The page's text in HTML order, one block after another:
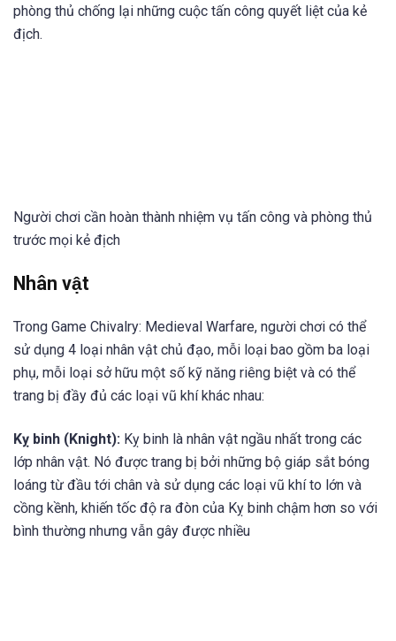
phòng thủ chống lại những cuộc tấn công quyết liệt của kẻ
địch.
Người chơi cần hoàn thành nhiệm vụ tấn công và phòng thủ
trước mọi kẻ địch
Nhân vật
Trong Game Chivalry: Medieval Warfare, người chơi có thể
sử dụng 4 loại nhân vật chủ đạo, mỗi loại bao gồm ba loại
phụ, mỗi loại sở hữu một số kỹ năng riêng biệt và có thể
trang bị đầy đủ các loại vũ khí khác nhau:
Kỵ binh (Knight): Kỵ binh là nhân vật ngầu nhất trong các
lớp nhân vật. Nó được trang bị bởi những bộ giáp sắt bóng
loáng từ đầu tới chân và sử dụng các loại vũ khí to lớn và
cồng kềnh, khiến tốc độ ra đòn của Kỵ binh chậm hơn so với
bình thường nhưng vẫn gây được nhiều